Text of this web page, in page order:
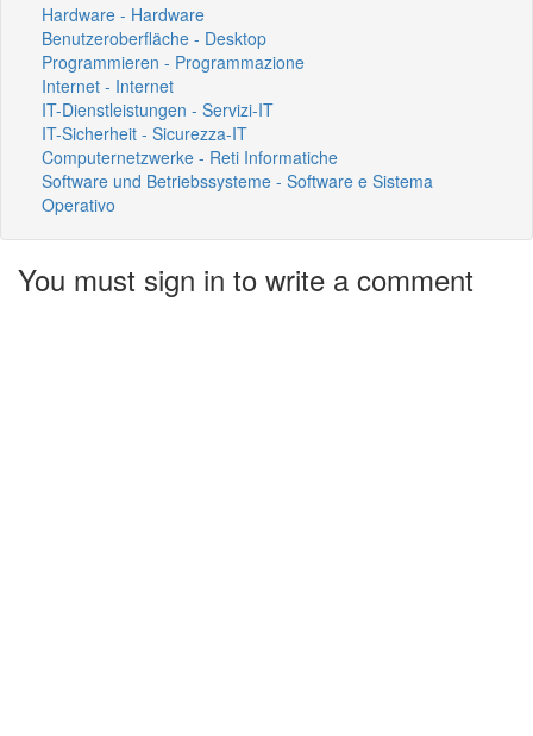
Hardware - Hardware
Benutzeroberfläche - Desktop
Programmieren - Programmazione
Internet - Internet
IT-Dienstleistungen - Servizi-IT
IT-Sicherheit - Sicurezza-IT
Computernetzwerke - Reti Informatiche
Software und Betriebssysteme - Software e Sistema
Operativo
You must sign in to write a comment